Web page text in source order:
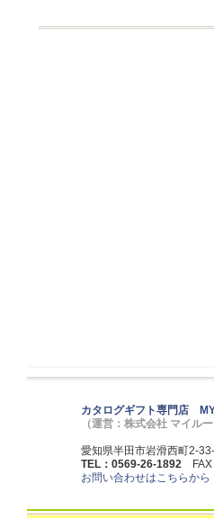
カタログギフト専門店
（運営：株式会社 マイ
愛知県半田市岩滑西町2-
TEL：0569-26-1892 FAX
お問い合わせはこちらから